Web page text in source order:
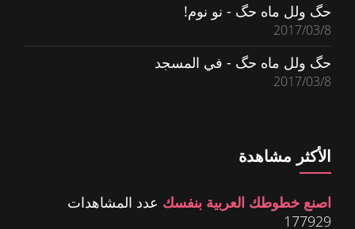
حگ ولل ماه حگ - نو نوم!
2017/03/8
حگ ولل ماه حگ - في المسجد
2017/03/8
الأكثر مشاهدة
اصنع خطوطك العربية بنفسك عدد المشاهدات
177929